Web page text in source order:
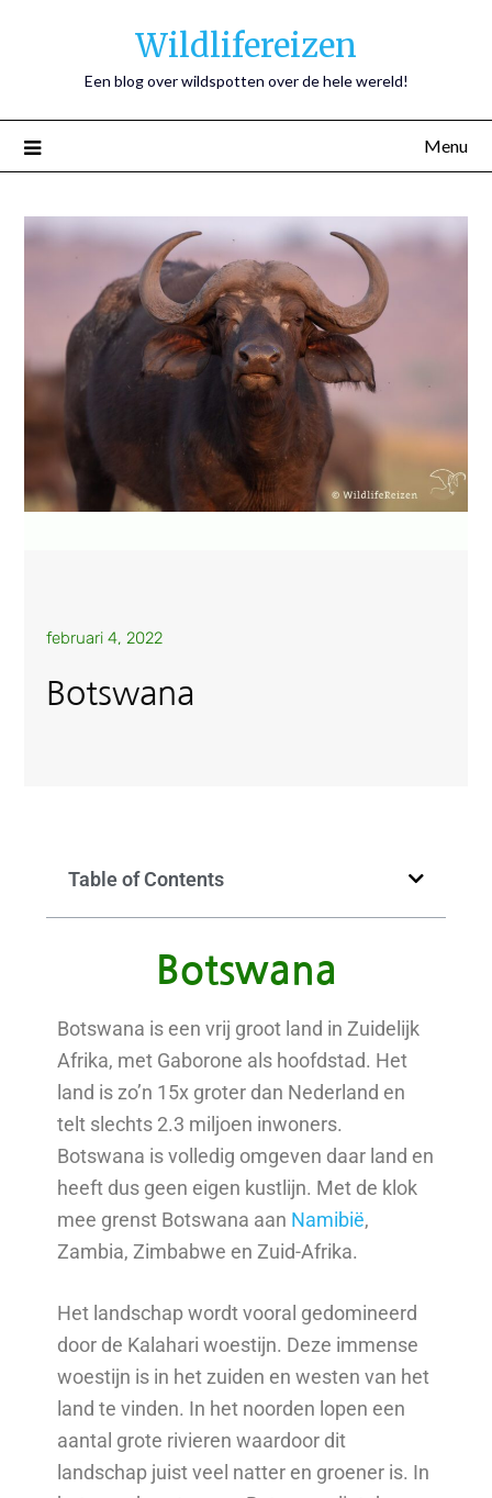
Wildlifereizen
Een blog over wildspotten over de hele wereld!
Menu
februari 4, 2022
Botswana
Table of Contents
Botswana
Botswana is een vrij groot land in Zuidelijk
Afrika, met Gaborone als hoofdstad. Het
land is zo’n 15x groter dan Nederland en
telt slechts 2.3 miljoen inwoners.
Botswana is volledig omgeven daar land en
heeft dus geen eigen kustlijn. Met de klok
mee grenst Botswana aan Namibië,
Zambia, Zimbabwe en Zuid-Afrika.
Het landschap wordt vooral gedomineerd
door de Kalahari woestijn. Deze immense
woestijn is in het zuiden en westen van het
land te vinden. In het noorden lopen een
aantal grote rivieren waardoor dit
landschap juist veel natter en groener is. In